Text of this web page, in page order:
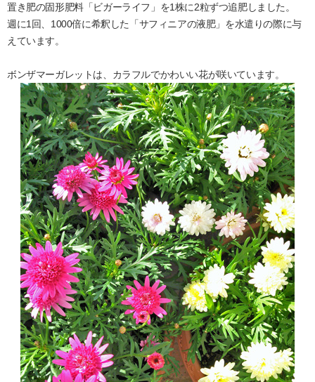
置き肥の固形肥料「ビガーライフ」を1株に2粒ずつ追肥しました。
週に1回、1000倍に希釈した「サフィニアの液肥」を水遣りの際に与
えています。
ボンザマーガレットは、カラフルでかわいい花が咲いています。